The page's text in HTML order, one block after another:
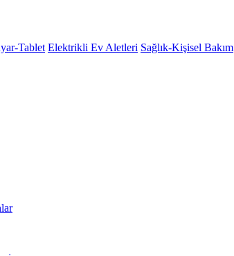
Tablet Elektrikli Ev Aletleri Sağlık-Kişisel Bakım